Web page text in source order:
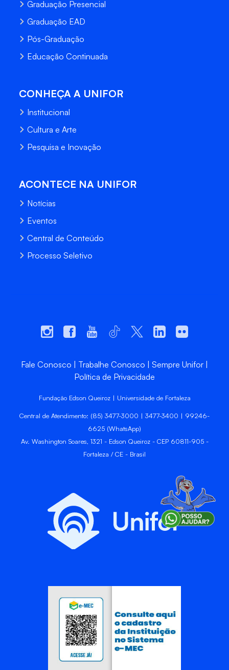
Graduação Presencial
Graduação EAD
Pós-Graduação
Educação Continuada
CONHEÇA A UNIFOR
Institucional
Cultura e Arte
Pesquisa e Inovação
ACONTECE NA UNIFOR
Notícias
Eventos
Central de Conteúdo
Processo Seletivo
Fale Conosco Trabalhe Conosco
Sempre Unifor
Política de Privacidade
Fundação Edson Queiroz | Universidade de Fortaleza
Central de Atendimento: (85) 3477-3000 | 3477-3400 | 99246-
6625 (WhatsApp)
Av. Washington Soares, 1321 - Edson Queiroz - CEP 60811-905 -
Fortaleza / CE - Brasil